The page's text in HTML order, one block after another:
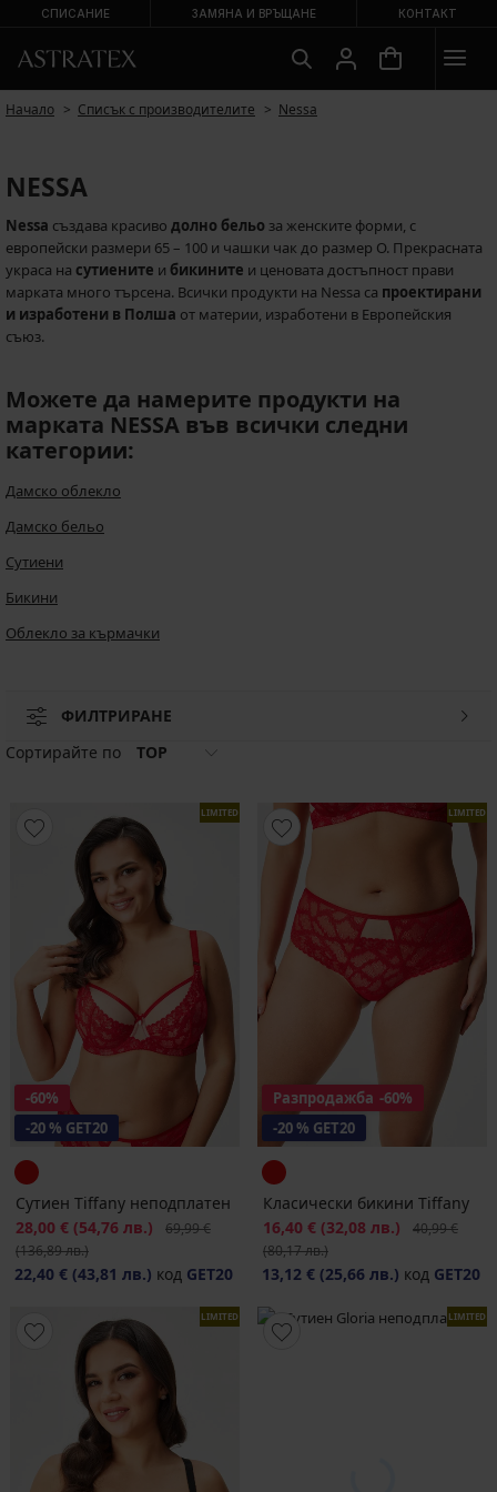
СПИСАНИЕ ЗАМЯНА И ВРЪЩАНЕ КОНТАКТ
Начало Списък с производителите Nessa
NESSA
Nessa създава красиво долно бельо за женските форми, с
европейски размери 65 – 100 и чашки чак до размер O. Прекрасната
украса на сутиените и бикините и ценовата достъпност прави
марката много търсена. Всички продукти на Nessa са проектирани
и изработени в Полша от материи, изработени в Европейския
съюз.
Можете да намерите продукти на
марката NESSA във всички следни
категории:
Дамско облекло
Дамско бельо
Сутиени
Бикини
Облекло за кърмачки
ФИЛТРИРАНЕ
Сортирайте по
TOP
LIMITED
-60%
-20 % GET20
Сутиен Tiffаny неподплатен
Намаление
28,00 € (54,76 лв.) Първоначална цена
69,99 €
(136,89 лв.)
22,40 € (43,81 лв.) код GET20
LIMITED
Разпродажба -60%
-20 % GET20
Класически бикини Tiffany
Намаление
16,40 € (32,08 лв.)
40,99 €
(80,17 лв.)
13,12 € (25,66 лв.) код GET20
LIMITED LIMITED